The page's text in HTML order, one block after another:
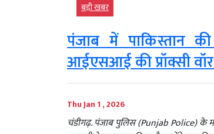
बड़ी खबर
पंजाब में पाकिस्तान
आईएसआई की प्रॉक्सी
Thu Jan 1 , 2026
चंडीगढ़. पंजाब पुलिस (Punjab Police) के